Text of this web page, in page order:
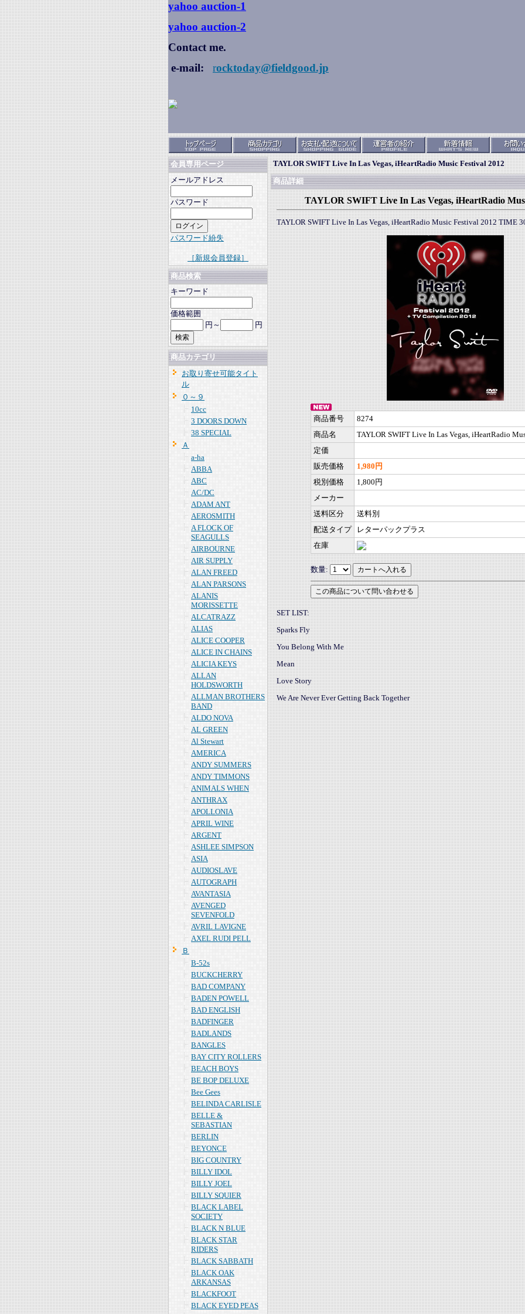
yahoo auction-1
yahoo auction-2
Contact me.
e-mail:
rocktoday@fieldgood.jp
会員専用ページ
メールアドレス
パスワード
パスワード紛失
［新規会員登録］
商品検索
キーワード
価格範囲
円～
円
商品カテゴリ
お取り寄せ可能タイト
ル
０～９
10cc
3 DOORS DOWN
38 SPECIAL
Ａ
a-ha
ABBA
ABC
AC/DC
ADAM ANT
AEROSMITH
A FLOCK OF
SEAGULLS
AIRBOURNE
AIR SUPPLY
ALAN FREED
ALAN PARSONS
ALANIS
MORISSETTE
ALCATRAZZ
ALIAS
ALICE COOPER
ALICE IN CHAINS
ALICIA KEYS
ALLAN
HOLDSWORTH
ALLMAN BROTHERS
BAND
ALDO NOVA
AL GREEN
Al Stewart
AMERICA
ANDY SUMMERS
ANDY TIMMONS
ANIMALS WHEN
ANTHRAX
APOLLONIA
APRIL WINE
ARGENT
ASHLEE SIMPSON
ASIA
AUDIOSLAVE
AUTOGRAPH
AVANTASIA
AVENGED
SEVENFOLD
AVRIL LAVIGNE
AXEL RUDI PELL
Ｂ
B-52s
BUCKCHERRY
BAD COMPANY
BADEN POWELL
BAD ENGLISH
BADFINGER
BADLANDS
BANGLES
BAY CITY ROLLERS
BEACH BOYS
BE BOP DELUXE
Bee Gees
BELINDA CARLISLE
BELLE &
SEBASTIAN
BERLIN
BEYONCE
BIG COUNTRY
BILLY IDOL
BILLY JOEL
BILLY SQUIER
BLACK LABEL
SOCIETY
BLACK N BLUE
BLACK STAR
RIDERS
BLACK SABBATH
BLACK OAK
ARKANSAS
BLACKFOOT
BLACK EYED PEAS
TAYLOR SWIFT Live In Las Vegas, iHeartRadio Music Festival 2012
商品詳細
TAYLOR SWIFT Live In Las Vegas, iHeartRadio
TAYLOR SWIFT Live In Las Vegas, iHeartRadio Music Festival 2012 TIME
商品番号
8274
商品名
TAYLOR SWIFT Live In Las Vegas, iHeartRadio
定価
販売価格
1,980円
税別価格
1,800円
メーカー
送料区分
送料別
配送タイプ
レターパックプラス
在庫
数量:
SET LIST:
Sparks Fly
You Belong With Me
Mean
Love Story
We Are Never Ever Getting Back Together